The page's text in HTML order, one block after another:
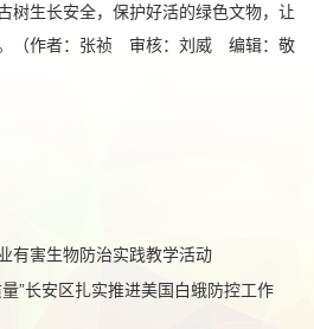
树生长安全，保护好活的绿色文物，让
（作者：张祯 审核：刘威 编辑：敬
有害生物防治实践教学活动
”长安区扎实推进美国白蛾防控工作